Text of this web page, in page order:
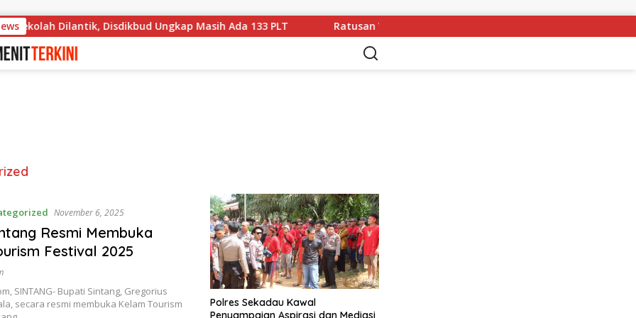
Dilantik, Disdikbud Ungkap Masih Ada 133 PLT Ratusan Warga Desa Baung Sengatap Desak Pemkab Putus
November 6, 2025
Resmi Membuka
Festival 2025
SINTANG- Bupati Sintang, Gregorius
secara resmi membuka Kelam Tourism
Polres Sekadau Kawal
Penyampaian Aspirasi dan Mediasi